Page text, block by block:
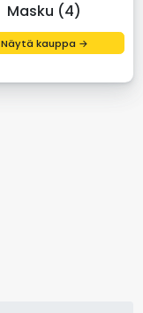
Masku (4)
Näytä kauppa →